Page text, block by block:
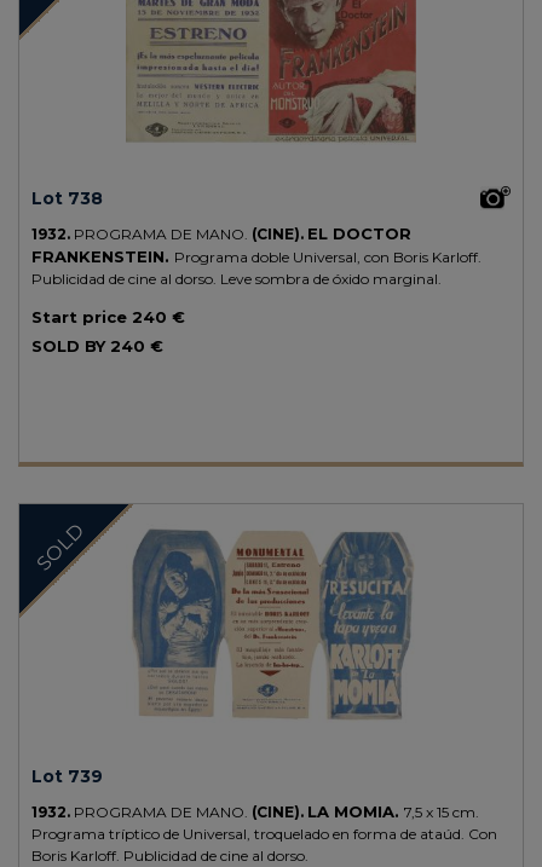
Lot 738
1932. PROGRAMA DE MANO. (CINE). EL DOCTOR
FRANKENSTEIN. Programa doble Universal, con Boris Karloff.
Publicidad de cine al dorso. Leve sombra de óxido marginal.
Start price 240 €
SOLD BY 240 €
SOLD
Lot 739
1932. PROGRAMA DE MANO. (CINE). LA MOMIA. 7,5 x 15 cm.
Programa tríptico de Universal, troquelado en forma de ataúd. Con
Boris Karloff. Publicidad de cine al dorso.